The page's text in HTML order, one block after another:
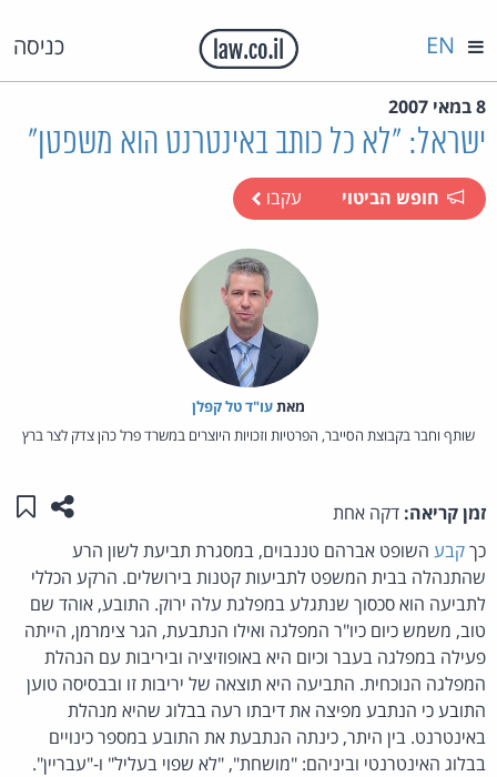
כניסה EN
8 במאי 2007
ישראל: "לא כל כותב באינטרנט הוא משפטן"
חופש הביטוי עקבו
מאת‏עו"ד טל קפלן
שותף וחבר בקבוצת הסייבר, הפרטיות וזכויות היוצרים במשרד פרל כהן צדק לצר ברץ
זמן קריאה: דקה אחת שתפו
כךקבע השופט אברהם טננבוים, במסגרת תביעת לשון הרע
שהתנהלה בבית המשפט לתביעות קטנות בירושלים. הרקע הכללי
לתביעה הוא סכסוך שנתגלע במפלגת עלה ירוק. התובע, אוהד שם
טוב, משמש כיום כיו"ר המפלגה ואילו הנתבעת, הגר צימרמן, הייתה
פעילה במפלגה בעבר וכיום היא באופוזיציה וביריבות עם הנהלת
המפלגה הנוכחית. התביעה היא תוצאה של יריבות זו ובבסיסה טוען
התובע כי הנתבע מפיצה את דיבתו רעה בבלוג שהיא מנהלת
באינטרנט. בין היתר, כינתה הנתבעת את התובע במספר כינויים
בבלוג האינטרנטי וביניהם: "מושחת", "לא שפוי בעליל" ו-"עבריין".